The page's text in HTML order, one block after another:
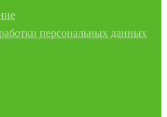
персональных данных